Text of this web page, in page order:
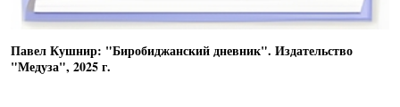
Павел Кушнир: "Биробиджанский дневник". Издательство
"Медуза", 2025 г.